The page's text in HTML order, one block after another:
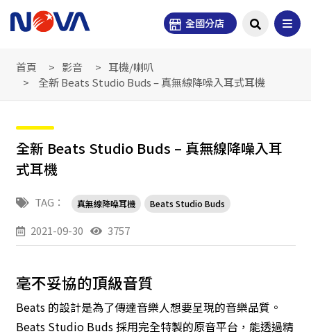
全國分店
首頁 影音
耳機/喇叭
全新 Beats Studio Buds – 真無線降噪入耳式耳機
全新 Beats Studio Buds – 真無線降噪入耳
式耳機
TAG： 真無線降噪耳機 Beats Studio Buds
2021-09-30 3757
毫不妥協的頂級音質
Beats 的設計是為了傳達音樂人想要呈現的音樂品質。
Beats Studio Buds 採用完全特製的原音平台，能透過精